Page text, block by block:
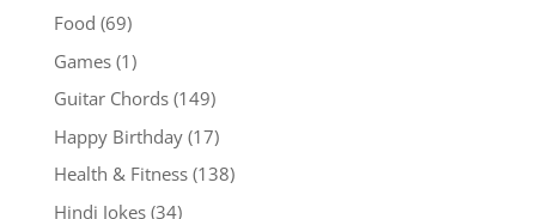
Food (69)
Games(1)
Guitar Chords(149)
Happy Birthday(17)
Health & Fitness(138)
Hindi Jokes(34)